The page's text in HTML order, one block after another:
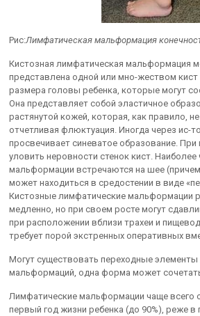
Рис:Лимфатическая мальформация
Кистозная лимфатическая мальформация
представлена одной или мно-жеством кист
размера головы ребенка, которые могут
Она представляет собой эластичное
растянутой кожей, которая, как правило,
отчетливая флюктуация. Иногда через ис-
просвечивает синеватое образование.
уловить неровности стенок кист. Наиболее
мальформации встречаются на шее
может находиться в средостении в виде
Кистозные лимфатические мальформации
медленно, но при своем росте могут
при расположении вблизи трахеи и
требует порой экстренных оперативных
Могут существовать переходные
мальформаций, одна форма может
Лимфатические мальформации чаще всего
первый год жизни ребенка (до 90%), реже в